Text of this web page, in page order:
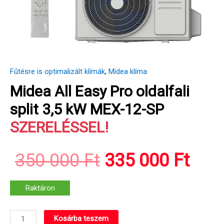
Fűtésre is optimalizált klímák, Midea klíma
Midea All Easy Pro oldalfali
split 3,5 kW MEX-12-SP
SZERELÉSSEL!
350 000Ft Original
335 000 Ft
Raktáron
Midea
Kosárba teszem